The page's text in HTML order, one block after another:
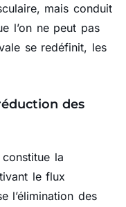
mais conduit
l’on ne peut pas
se redéfinit, les
des
la
le flux
l’élimination des